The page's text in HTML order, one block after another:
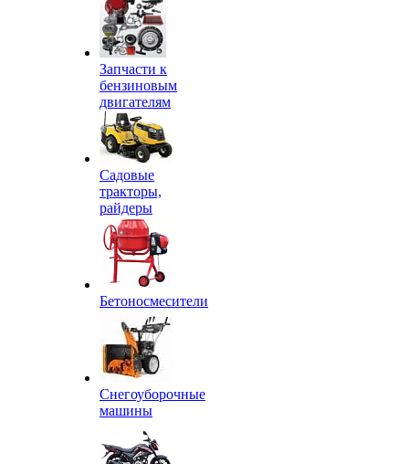
Запчасти к
бензиновым
двигателям
Садовые
тракторы,
райдеры
Бетоносмесители
Снегоуборочные
машины